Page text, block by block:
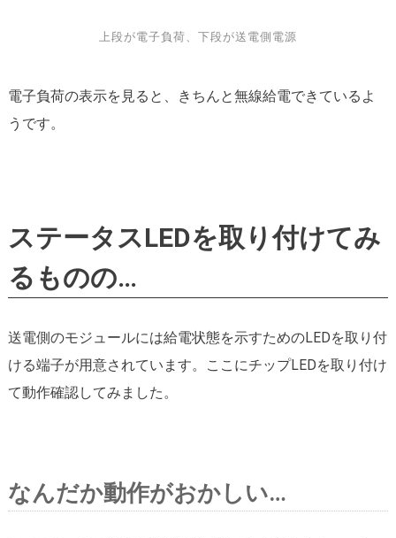
上段が電子負荷、下段が送電側電源
電子負荷の表示を見ると、きちんと無線給電できているよ
うです。
ステータスLEDを取り付けてみ
るものの…
送電側のモジュールには給電状態を示すためのLEDを取り付
ける端子が用意されています。ここにチップLEDを取り付け
て動作確認してみました。
なんだか動作がおかしい…